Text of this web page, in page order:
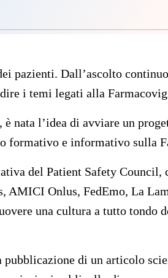
pazienti. Dall’ascolto
i temi legati alla
è nata l’idea di avviare un
formativo e informativo sulla
del Patient Safety Council,
AMICI Onlus, FedEmo, La
una cultura a tutto tondo
pubblicazione di un articolo